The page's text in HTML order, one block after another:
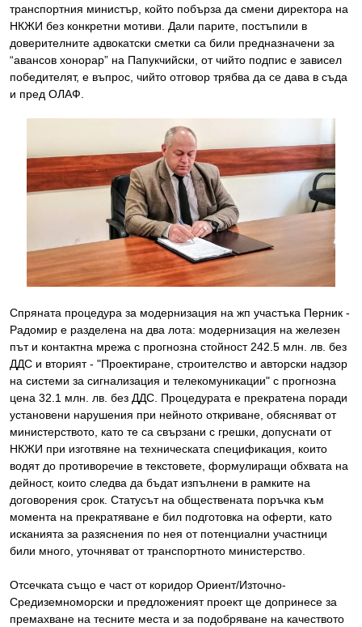
транспортния министър, който побърза да смени директора на
НКЖИ без конкретни мотиви. Дали парите, постъпили в
доверителните адвокатски сметки са били предназначени за
“авансов хонорар” на Папукчийски, от чийто подпис е зависел
победителят, е въпрос, чийто отговор трябва да се дава в съда
и пред ОЛАФ.
Спряната процедура за модернизация на жп участъка Перник -
Радомир е разделена на два лота: модернизация на железен
път и контактна мрежа с прогнозна стойност 242.5 млн. лв. без
ДДС и вторият - "Проектиране, строителство и авторски надзор
на системи за сигнализация и телекомуникации" с прогнозна
цена 32.1 млн. лв. без ДДС. Процедурата е прекратена поради
установени нарушения при нейното откриване, обясняват от
министерството, като те са свързани с грешки, допуснати от
НКЖИ при изготвяне на техническата спецификация, които
водят до противоречие в текстовете, формулиращи обхвата на
дейност, които следва да бъдат изпълнени в рамките на
договорения срок. Статусът на обществената поръчка към
момента на прекратяване е бил подготовка на оферти, като
исканията за разяснения по нея от потенциални участници
били много, уточняват от транспортното министерство.
Отсечката също е част от коридор Ориент/Източно-
Средиземноморски и предложеният проект ще допринесе за
премахване на тесните места и за подобряване на качеството